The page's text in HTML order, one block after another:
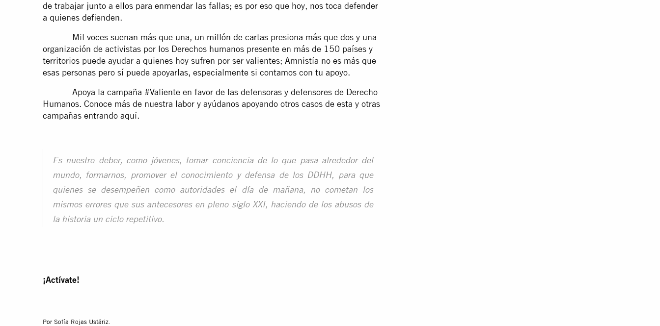
de trabajar junto a ellos para enmendar las fallas; es por eso que hoy, nos toca defender
a quienes defienden.
Mil voces suenan más que una, un millón de cartas presiona más que dos y una
organización de activistas por los Derechos humanos presente en más de 150 países y
territorios puede ayudar a quienes hoy sufren por ser valientes; Amnistía no es más que
esas personas pero sí puede apoyarlas, especialmente si contamos con tu apoyo.
Apoya la campaña #Valiente en favor de las defensoras y defensores de Derecho
Humanos. Conoce más de nuestra labor y ayúdanos apoyando otros casos de esta y otras
campañas entrando aquí.
Es nuestro deber, como jóvenes, tomar conciencia de lo que pasa alrededor del
mundo, formarnos, promover el conocimiento y defensa de los DDHH, para que
quienes se desempeñen como autoridades el día de mañana, no cometan los
mismos errores que sus antecesores en pleno siglo XXI, haciendo de los abusos de
la historia un ciclo repetitivo.
¡Actívate!
Por Sofía Rojas Ustáriz.